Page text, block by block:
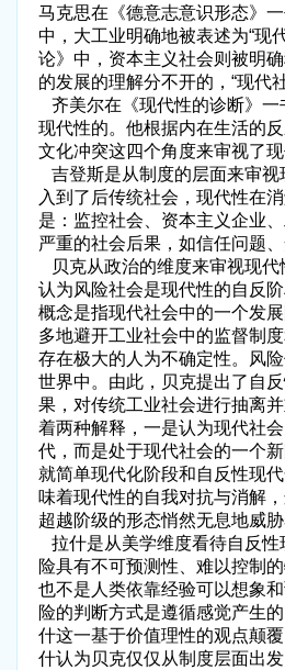
马克思在《德意志意识形态》
中，大工业明确地被表述为“现
论》中，资本主义社会则被明
的发展的理解分不开的，“现代
齐美尔在《现代性的诊断》一
现代性的。他根据内在生活的
文化冲突这四个角度来审视了
吉登斯是从制度的层面来审视
入到了后传统社会，现代性在
是：监控社会、资本主义企业
严重的社会后果，如信任问题
贝克从政治的维度来审视现代
认为风险社会是现代性的自反
概念是指现代社会中的一个发
多地避开工业社会中的监督制
存在极大的人为不确定性。风
世界中。由此，贝克提出了自
果，对传统工业社会进行抽离
着两种解释，一是认为现代社
代，而是处于现代社会的一个
就简单现代化阶段和自反性现
味着现代性的自我对抗与消解
超越阶级的形态悄然无息地威
拉什是从美学维度看待自反性
险具有不可预测性、难以控制
也不是人类依靠经验可以想象
险的判断方式是遵循感觉产生
什这一基于价值理性的观点颠
什认为贝克仅仅从制度层面出